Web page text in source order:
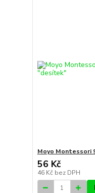
Moyo Montessori
56 Kč
46 Kč bez DPH